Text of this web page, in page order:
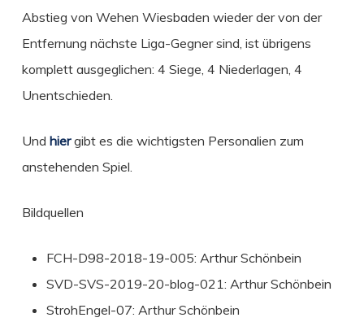
Abstieg von Wehen Wiesbaden wieder der von der
Entfernung nächste Liga-Gegner sind, ist übrigens
komplett ausgeglichen: 4 Siege, 4 Niederlagen, 4
Unentschieden.
Und hiergibt es die wichtigsten Personalien zum
anstehenden Spiel.
Bildquellen
FCH-D98-2018-19-005: Arthur Schönbein
SVD-SVS-2019-20-blog-021: Arthur Schönbein
StrohEngel-07: Arthur Schönbein